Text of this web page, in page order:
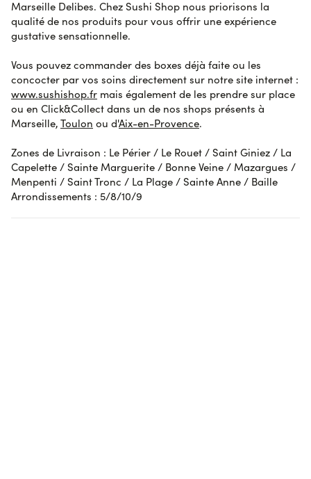
Marianne laure M.le 26 octobre 2023 AVIS VÉRIFIÉ
Vraiment Très déçue par la qualité médiocre du
commande souvent à sushi shop
Cecile R.le 26 octobre 2023 AVIS VÉRIFIÉ
Super
AVIS SOUMIS À UN CONTRÔLE
Afficher l'attestation de confiance
Marseille Delibes. Chez Sushi Shop nous priorisons la
qualité de nos produits pour vous offrir une expérience
gustative sensationnelle.
Vous pouvez commander des boxes déjà faite ou les
concocter par vos soins directement sur notre site internet :
www.sushishop.fr mais également de les prendre sur place
ou en Click&Collect dans un de nos shops présents à
Marseille, Toulon ou d'Aix-en-Provence.
Zones de Livraison : Le Périer / Le Rouet / Saint Giniez / La
Capelette / Sainte Marguerite / Bonne Veine / Mazargues /
Menpenti / Saint Tronc / La Plage / Sainte Anne / Baille
Arrondissements : 5/8/10/9